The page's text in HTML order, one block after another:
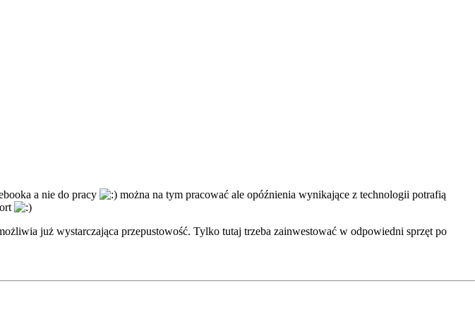
a nie do pracy
można na tym pracować ale opóźnienia wynikające z technologii potrafią
już wystarczająca przepustowość. Tylko tutaj trzeba zainwestować w odpowiedni sprzęt po